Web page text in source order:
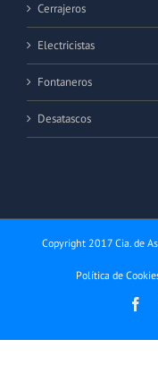
Cerrajeros
Electricistas
Fontaneros
Desatascos
Copyright 2017 Cia. de
Política de